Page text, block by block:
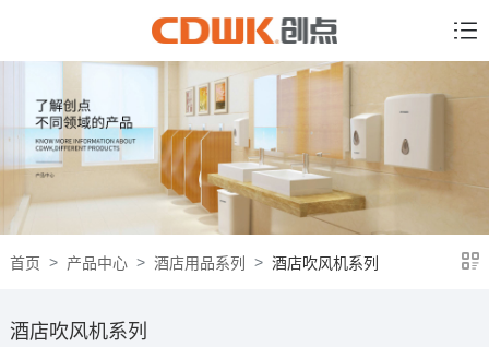
首页 产品中心 酒店用品系列 酒店吹风机系列
酒店吹风机系列